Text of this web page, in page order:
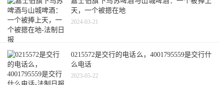
天，一个被摁在地
2024-03-21
0215572是交行的电话么，4001795559是交行什
么电话
2023-05-22